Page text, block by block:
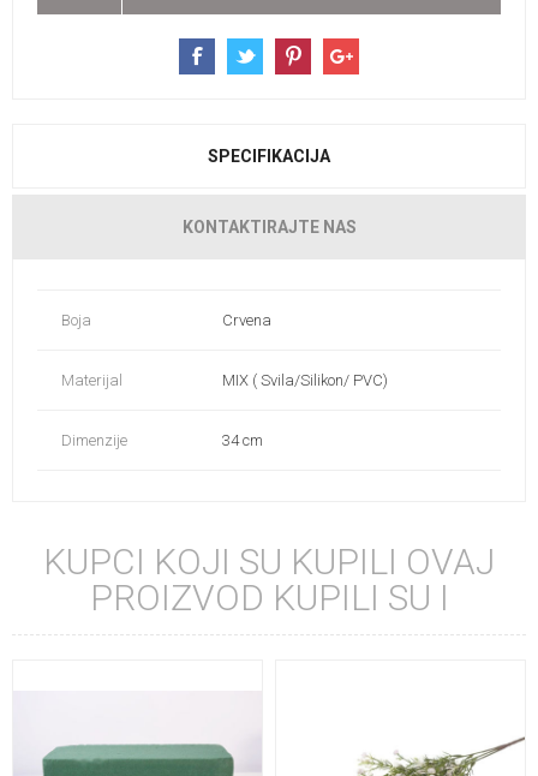
SPECIFIKACIJA
KONTAKTIRAJTE NAS
Boja Crvena
Materijal MIX ( Svila/Silikon/ PVC)
Dimenzije 34 cm
KUPCI KOJI SU KUPILI OVAJ
PROIZVOD KUPILI SU I